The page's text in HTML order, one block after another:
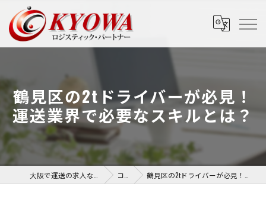
鶴見区の2tドライバーが必見！
運送業界で必要なスキルとは？
コラム 鶴見区の2tドライバーが必見！運送業界で必要なスキルとは？